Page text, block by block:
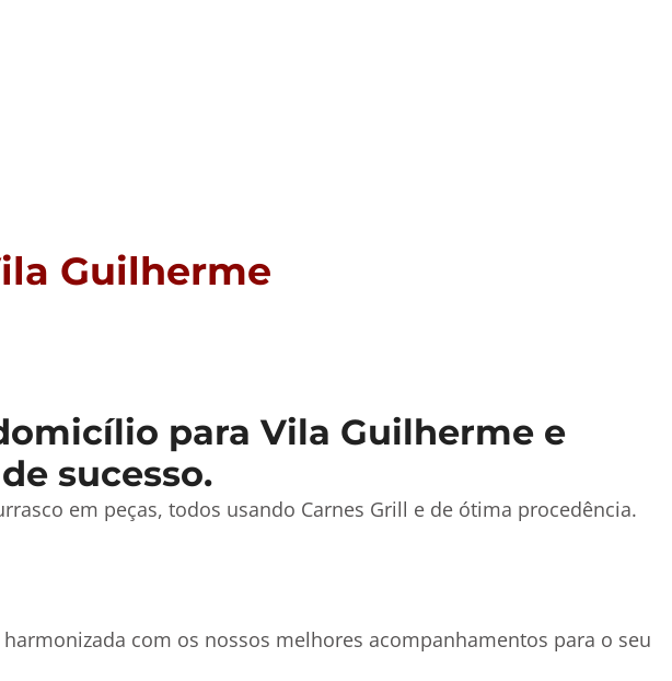
Guilherme
para Vila Guilherme e
sucesso.
em peças, todos usando Carnes Grill e de ótima procedência.
com os nossos melhores acompanhamentos para o seu